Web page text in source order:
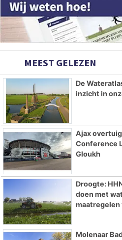
MEEST GELEZEN
De
inzicht in
Ajax
Conference
Gloukh
Droogte:
doen met
maatregelen
Molenaar